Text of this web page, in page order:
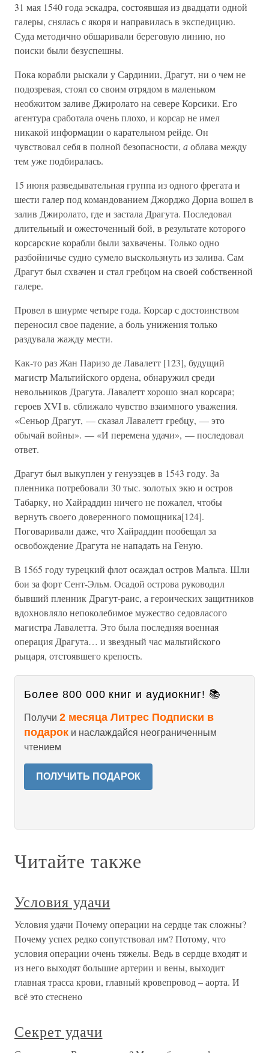
31 мая 1540 года эскадра, состоявшая из двадцати одной
галеры, снялась с якоря и направилась в экспедицию.
Суда методично обшаривали береговую линию, но
поиски были безуспешны.
Пока корабли рыскали у Сардинии, Драгут, ни о чем не
подозревая, стоял со своим отрядом в маленьком
необжитом заливе Джиролато на севере Корсики. Его
агентура сработала очень плохо, и корсар не имел
никакой информации о карательном рейде. Он
чувствовал себя в полной безопасности, аоблава между
тем уже подбиралась.
15 июня разведывательная группа из одного фрегата и
шести галер под командованием Джорджо Дориа вошел в
залив Джиролато, где и застала Драгута. Последовал
длительный и ожесточенный бой, в результате которого
корсарские корабли были захвачены. Только одно
разбойничье судно сумело выскользнуть из залива. Сам
Драгут был схвачен и стал гребцом на своей собственной
галере.
Провел в шиурме четыре года. Корсар с достоинством
переносил свое падение, а боль унижения только
раздувала жажду мести.
Как-то раз Жан Паризо де Лавалетт [123], будущий
магистр Мальтийского ордена, обнаружил среди
невольников Драгута. Лавалетт хорошо знал корсара;
героев XVI в. сближало чувство взаимного уважения.
«Сеньор Драгут, — сказал Лавалетт гребцу, — это
обычай войны». — «И перемена удачи», — последовал
ответ.
Драгут был выкуплен у генуэзцев в 1543 году. За
пленника потребовали 30 тыс. золотых экю и остров
Табарку, но Хайраддин ничего не пожалел, чтобы
вернуть своего доверенного помощника[124].
Поговаривали даже, что Хайраддин пообещал за
освобождение Драгута не нападать на Геную.
В 1565 году турецкий флот осаждал остров Мальта. Шли
бои за форт Сент-Эльм. Осадой острова руководил
бывший пленник Драгут-раис, а героических защитников
вдохновляло непоколебимое мужество седовласого
магистра Лавалетта. Это была последняя военная
операция Драгута… и звездный час мальтийского
рыцаря, отстоявшего крепость.
Более 800 000 книг и аудиокниг! 📚
Получи 2 месяца Литрес Подписки в
подарок и наслаждайся неограниченным
чтением
ПОЛУЧИТЬ ПОДАРОК
Читайте также
Условия удачи
Условия удачи Почему операции на сердце так сложны?
Почему успех редко сопутствовал им? Потому, что
условия операции очень тяжелы. Ведь в сердце входят и
из него выходят большие артерии и вены, выходит
главная трасса крови, главный кровепровод – аорта. И
всё это стеснено
Секрет удачи